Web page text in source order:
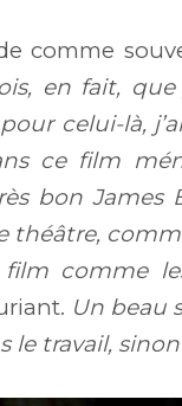
comme
en fait,
celui-là,
ce film
bon James
comme
Un beau
travail, sinon